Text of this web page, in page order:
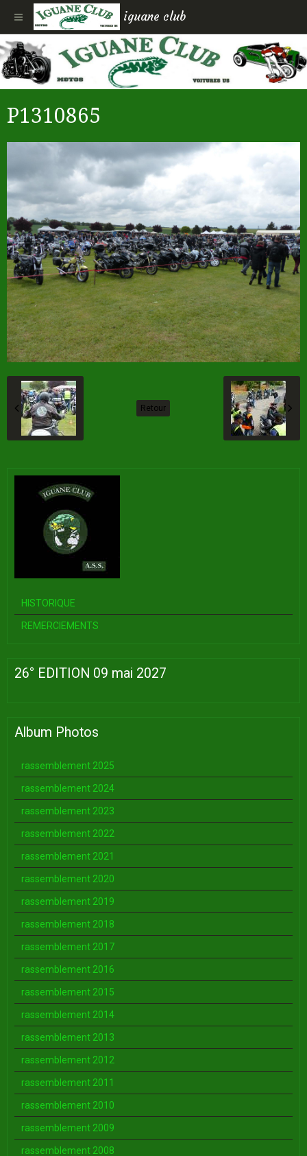
iguane club
P1310865
Retour
HISTORIQUE
REMERCIEMENTS
26° EDITION 09 mai 2027
Album Photos
rassemblement 2025
rassemblement 2024
rassemblement 2023
rassemblement 2022
rassemblement 2021
rassemblement 2020
rassemblement 2019
rassemblement 2018
rassemblement 2017
rassemblement 2016
rassemblement 2015
rassemblement 2014
rassemblement 2013
rassemblement 2012
rassemblement 2011
rassemblement 2010
rassemblement 2009
rassemblement 2008